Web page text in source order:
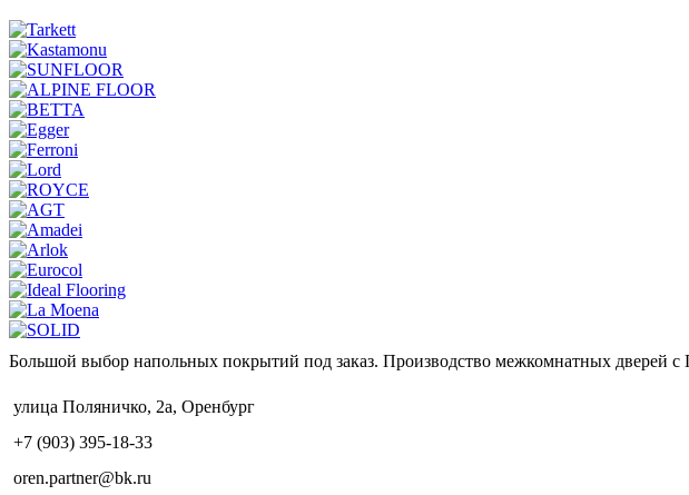
Большой выбор напольных покрытий под заказ. Производство межкомнатных дверей
улица Поляничко, 2а, Оренбург
+7 (903) 395-18-33
oren.partner@bk.ru